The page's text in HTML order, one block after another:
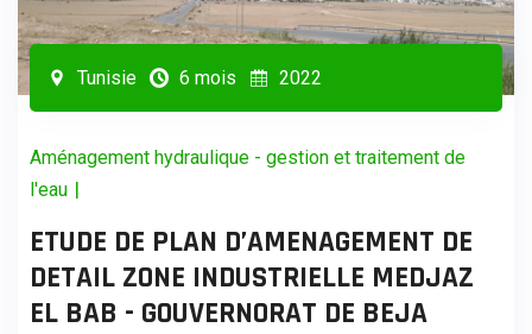
Tunisie 6 mois 2022
Aménagement hydraulique - gestion et traitement de
l'eau |
ETUDE DE PLAN D’AMENAGEMENT DE
DETAIL ZONE INDUSTRIELLE MEDJAZ
EL BAB - GOUVERNORAT DE BEJA